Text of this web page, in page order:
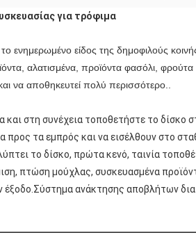
για τρόφιμα
το ενημερωμένο είδος της δημοφιλούς
αλατισμένα, προϊόντα φασόλι,
να αποθηκευτεί πολύ περισσότερο..
και στη συνέχεια τοποθετήστε το δίσκο
προς τα εμπρός και να εισέλθουν στο
το δίσκο, πρώτα κενό, ταινία
πτώση μούχλας, συσκευασμένα
έξοδο.Σύστημα ανάκτησης αποβλήτων